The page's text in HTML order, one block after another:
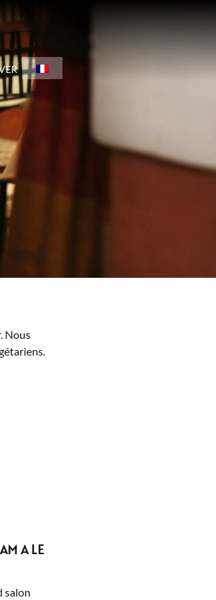
Nous
A LE
salon